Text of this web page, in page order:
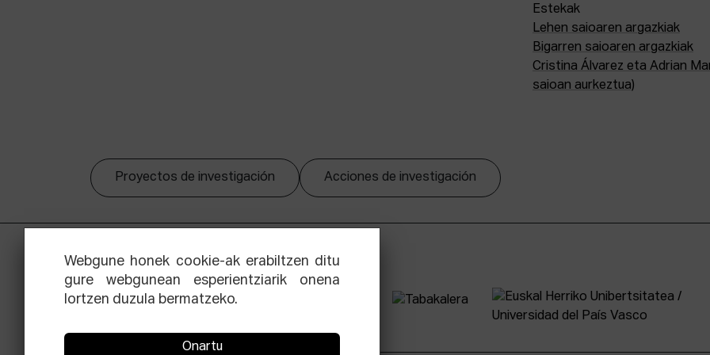
Estekak
Lehen saioaren argazkiak
Bigarren saioaren argazkiak
Cristina Álvarez eta Adrian
saioan aurkeztua)
Proyectos de investigación Acciones de investigación
Webgune honek cookie-ak erabiltzen ditu
gure webgunean esperientziarik onena
lortzen duzula bermatzeko.
Onartu